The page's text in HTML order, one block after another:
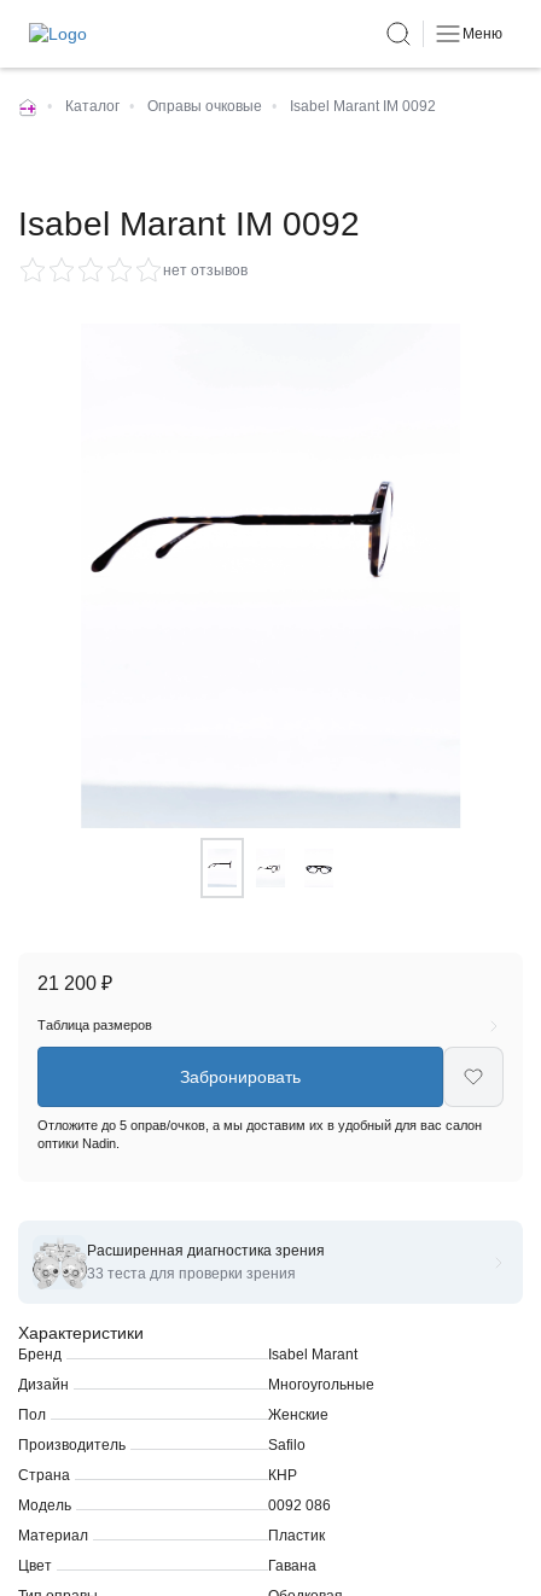
Меню
• Каталог • Оправы очковые • Isabel Marant IM 0092
Isabel Marant IM 0092
нет отзывов
Оправы для очков корригирующих Isabel Marant IM 0092
Характеристики
Бренд
Isabel Marant
Дизайн
Многоугольные
Пол
Женские
Производитель
Safilo
Страна
КНР
Модель
0092 086
Материал
Пластик
Цвет
Гавана
21 200 ₽
Таблица размеров
Забронировать
Отложите до 5 оправ/очков, а мы доставим их в удобный для вас салон
оптики Nadin.
Расширенная диагностика зрения
33 теста для проверки зрения